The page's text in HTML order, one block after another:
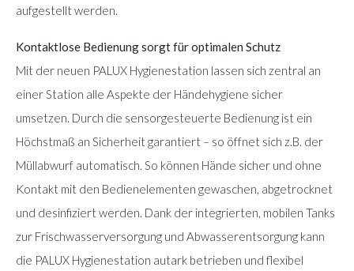
aufgestellt werden.
Kontaktlose Bedienung sorgt für optimalen Schutz
Mit der neuen PALUX Hygienestation lassen sich zentral an
einer Station alle Aspekte der Händehygiene sicher
umsetzen. Durch die sensorgesteuerte Bedienung ist ein
Höchstmaß an Sicherheit garantiert – so öffnet sich z.B. der
Müllabwurf automatisch. So können Hände sicher und ohne
Kontakt mit den Bedienelementen gewaschen, abgetrocknet
und desinfiziert werden. Dank der integrierten, mobilen Tanks
zur Frischwasserversorgung und Abwasserentsorgung kann
die PALUX Hygienestation autark betrieben und flexibel